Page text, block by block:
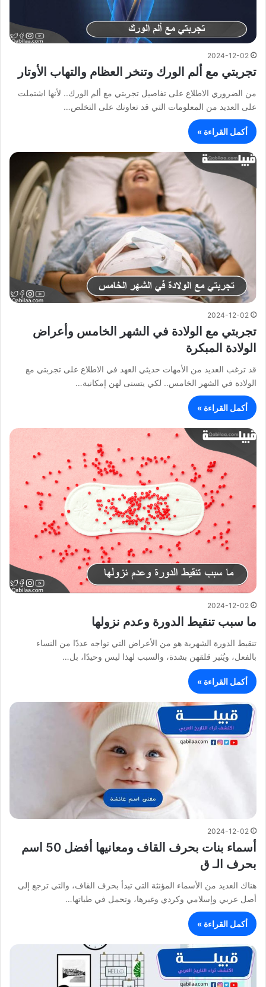
2024-12-02
تجربتي مع ألم الورك وتنخر العظام والتهاب الأوتار
من الضروري الاطلاع على تفاصيل تجربتي مع ألم الورك.. لأنها اشتملت
على العديد من المعلومات التي قد تعاونك على التخلص…
أكمل القراءة »
2024-12-02
تجربتي مع الولادة في الشهر الخامس وأعراض
الولادة المبكرة
قد ترغب العديد من الأمهات حديثي العهد في الاطلاع على تجربتي مع
الولادة في الشهر الخامس.. لكي يتسنى لهن إمكانية…
أكمل القراءة »
2024-12-02
ما سبب تنقيط الدورة وعدم نزولها
تنقيط الدورة الشهرية هو من الأعراض التي تواجه عددًا من النساء
بالفعل، ويُثير قلقهن بشدة، والسبب لهذا ليس وحيدًا، بل…
أكمل القراءة »
2024-12-02
أسماء بنات بحرف القاف ومعانيها أفضل 50 اسم
بحرف الـ ق
هناك العديد من الأسماء المؤنثة التي تبدأ بحرف القاف، والتي ترجع إلى
أصل عربي وإسلامي وكردي وغيرها، وتحمل في طياتها…
أكمل القراءة »